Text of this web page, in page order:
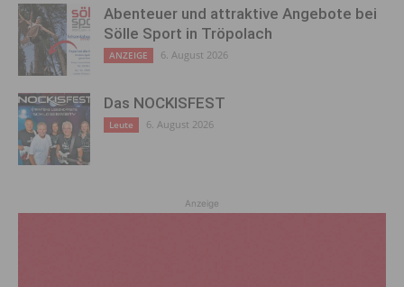
Abenteuer und attraktive Angebote bei
Sölle Sport in Tröpolach
ANZEIGE 6. August 2026
Das NOCKISFEST
Leute 6. August 2026
Anzeige